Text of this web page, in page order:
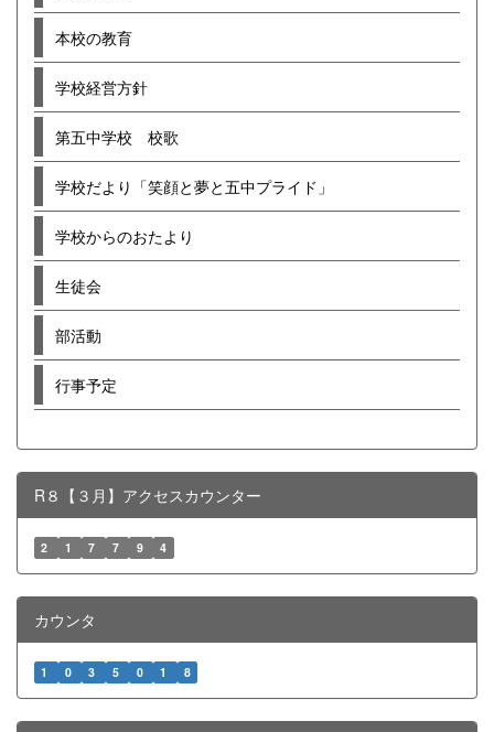
本校の教育
学校経営方針
第五中学校 校歌
学校だより「笑顔と夢と五中プライド」
学校からのおたより
生徒会
部活動
行事予定
R８【３月】アクセスカウンター
2 1 7 7 9 4
カウンタ
1 0 3 5 0 1 8